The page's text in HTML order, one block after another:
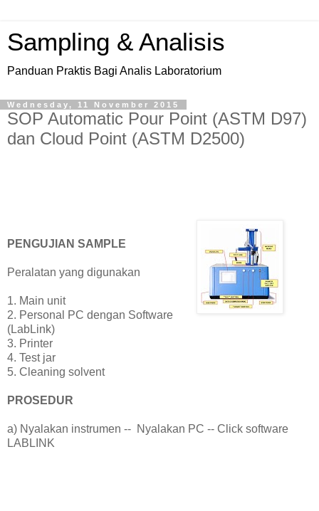
Sampling & Analisis
Panduan Praktis Bagi Analis Laboratorium
Wednesday, 11 November 2015
SOP Automatic Pour Point (ASTM D97)
dan Cloud Point (ASTM D2500)
PENGUJIAN SAMPLE
Peralatan yang digunakan
1. Main unit
2. Personal PC dengan Software
(LabLink)
3. Printer
4. Test jar
5. Cleaning solvent
PROSEDUR
a) Nyalakan instrumen -- Nyalakan PC -- Click software
LABLINK